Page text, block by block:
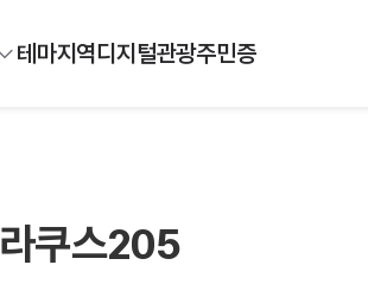
테마지역디지털관광주민증
라쿠스205